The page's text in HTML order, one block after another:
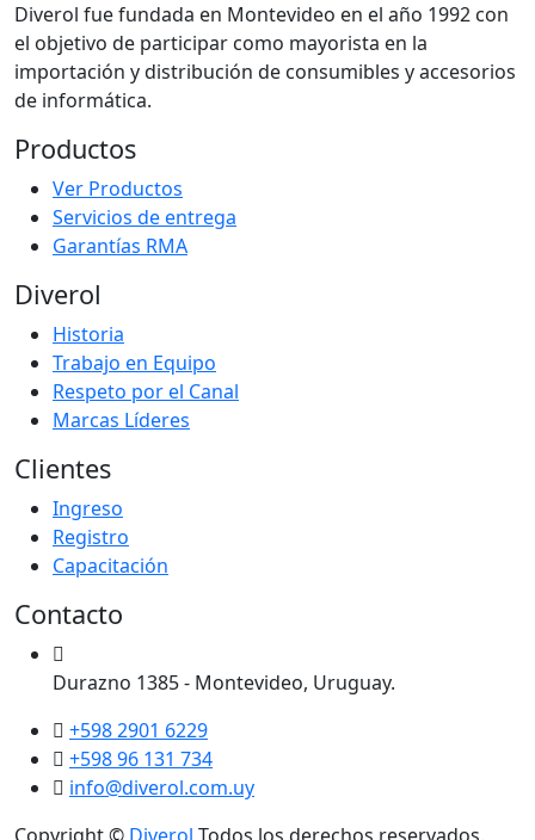
Diverol fue fundada en Montevideo en el año 1992 con
el objetivo de participar como mayorista en la
importación y distribución de consumibles y accesorios
de informática.
Productos
Ver Productos
Servicios de entrega
Garantías RMA
Diverol
Historia
Trabajo en Equipo
Respeto por el Canal
Marcas Líderes
Clientes
Ingreso
Registro
Capacitación
Contacto
Durazno 1385 - Montevideo, Uruguay.
+598 2901 6229
+598 96 131 734
info@diverol.com.uy